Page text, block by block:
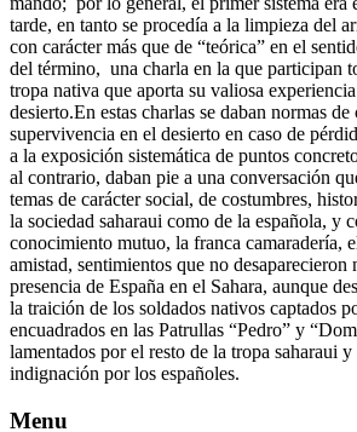
tarde, en tanto se procedía a la limpieza del
con carácter más que de “teórica” en el
del término, una charla en la que participan
tropa nativa que aporta su valiosa
desierto.En estas charlas se daban normas
supervivencia en el desierto en caso de
a la exposición sistemática de puntos
al contrario, daban pie a una conversación
temas de carácter social, de costumbres,
la sociedad saharaui como de la española, y
conocimiento mutuo, la franca camaradería,
amistad, sentimientos que no
presencia de España en el Sahara, aunque
la traición de los soldados nativos captados
encuadrados en las Patrullas “Pedro” y
lamentados por el resto de la tropa saharaui y
indignación por los españoles.
Menu